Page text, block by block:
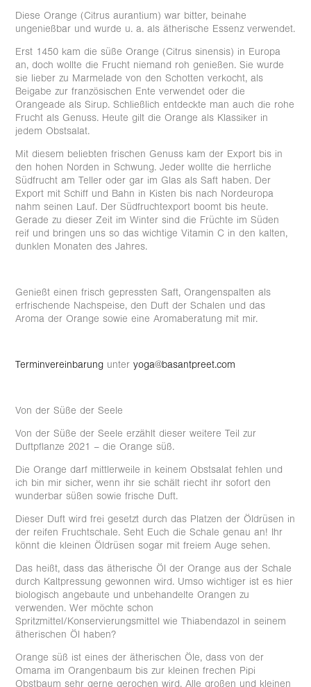
Diese Orange (Citrus aurantium) war bitter, beinahe
ungenießbar und wurde u. a. als ätherische Essenz verwendet.
Erst 1450 kam die süße Orange (Citrus sinensis) in Europa
an, doch wollte die Frucht niemand roh genießen. Sie wurde
sie lieber zu Marmelade von den Schotten verkocht, als
Beigabe zur französischen Ente verwendet oder die
Orangeade als Sirup. Schließlich entdeckte man auch die rohe
Frucht als Genuss. Heute gilt die Orange als Klassiker in
jedem Obstsalat.
Mit diesem beliebten frischen Genuss kam der Export bis in
den hohen Norden in Schwung. Jeder wollte die herrliche
Südfrucht am Teller oder gar im Glas als Saft haben. Der
Export mit Schiff und Bahn in Kisten bis nach Nordeuropa
nahm seinen Lauf. Der Südfruchtexport boomt bis heute.
Gerade zu dieser Zeit im Winter sind die Früchte im Süden
reif und bringen uns so das wichtige Vitamin C in den kalten,
dunklen Monaten des Jahres.
Genießt einen frisch gepressten Saft, Orangenspalten als
erfrischende Nachspeise, den Duft der Schalen und das
Aroma der Orange sowie eine Aromaberatung mit mir.
Terminvereinbarung unteryoga@basantpreet.com
Von der Süße der Seele
Von der Süße der Seele erzählt dieser weitere Teil zur
Duftpflanze 2021 – die Orange süß.
Die Orange darf mittlerweile in keinem Obstsalat fehlen und
ich bin mir sicher, wenn ihr sie schält riecht ihr sofort den
wunderbar süßen sowie frische Duft.
Dieser Duft wird frei gesetzt durch das Platzen der Öldrüsen in
der reifen Fruchtschale. Seht Euch die Schale genau an! Ihr
könnt die kleinen Öldrüsen sogar mit freiem Auge sehen.
Das heißt, dass das ätherische Öl der Orange aus der Schale
durch Kaltpressung gewonnen wird. Umso wichtiger ist es hier
biologisch angebaute und unbehandelte Orangen zu
verwenden. Wer möchte schon
Spritzmittel/Konservierungsmittel wie Thiabendazol in seinem
ätherischen Öl haben?
Orange süß ist eines der ätherischen Öle, dass von der
Omama im Orangenbaum bis zur kleinen frechen Pipi
Obstbaum sehr gerne gerochen wird. Alle großen und kleinen